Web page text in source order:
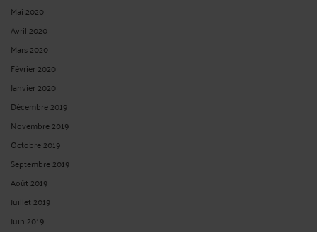
Mai 2020
Avril 2020
Mars 2020
Février 2020
Janvier 2020
Décembre 2019
Novembre 2019
Octobre 2019
Septembre 2019
Août 2019
Juillet 2019
Juin 2019